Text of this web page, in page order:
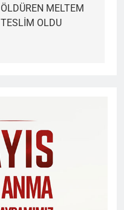
ÖLDÜREN MELTEM
TESLİM OLDU